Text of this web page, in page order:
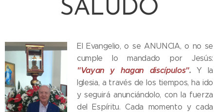
SALUDO
El Evangelio, o se ANUNCIA, o no se
cumple lo mandado por Jesús:
"Vayan y hagan discípulos". Y la
Iglesia, a través de los tiempos, ha ido
y seguirá anunciándolo, con la fuerza
del Espíritu. Cada momento y cada